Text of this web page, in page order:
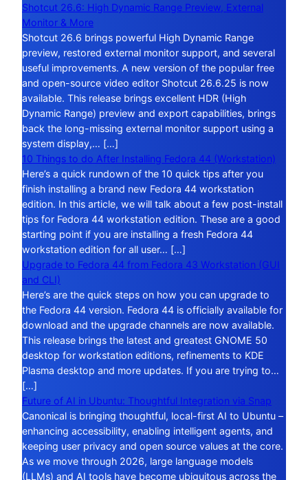
Shotcut 26.6: High Dynamic Range Preview, External
Monitor & More
Shotcut 26.6 brings powerful High Dynamic Range
preview, restored external monitor support, and several
useful improvements. A new version of the popular free
and open-source video editor Shotcut 26.6.25 is now
available. This release brings excellent HDR (High
Dynamic Range) preview and export capabilities, brings
back the long-missing external monitor support using a
system display,… […]
10 Things to do After Installing Fedora 44 (Workstation)
Here’s a quick rundown of the 10 quick tips after you
finish installing a brand new Fedora 44 workstation
edition. In this article, we will talk about a few post-install
tips for Fedora 44 workstation edition. These are a good
starting point if you are installing a fresh Fedora 44
workstation edition for all user… […]
Upgrade to Fedora 44 from Fedora 43 Workstation (GUI
and CLI)
Here’s are the quick steps on how you can upgrade to
the Fedora 44 version. Fedora 44 is officially available for
download and the upgrade channels are now available.
This release brings the latest and greatest GNOME 50
desktop for workstation editions, refinements to KDE
Plasma desktop and more updates. If you are trying to…
[…]
Future of AI in Ubuntu: Thoughtful Integration via Snap
Canonical is bringing thoughtful, local-first AI to Ubuntu –
enhancing accessibility, enabling intelligent agents, and
keeping user privacy and open source values at the core.
As we move through 2026, large language models
(LLMs) and AI tools have become ubiquitous across the